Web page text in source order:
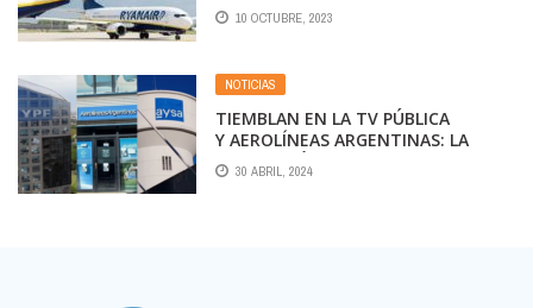
10 OCTUBRE, 2023
NOTICIAS
TIEMBLAN EN LA TV PÚBLICA
Y AEROLÍNEAS ARGENTINAS: LA
APROBACIÓN DE LA LEY DE BASES
IMPLICARÁ LA PRIVATIZACIÓN
30 ABRIL, 2024